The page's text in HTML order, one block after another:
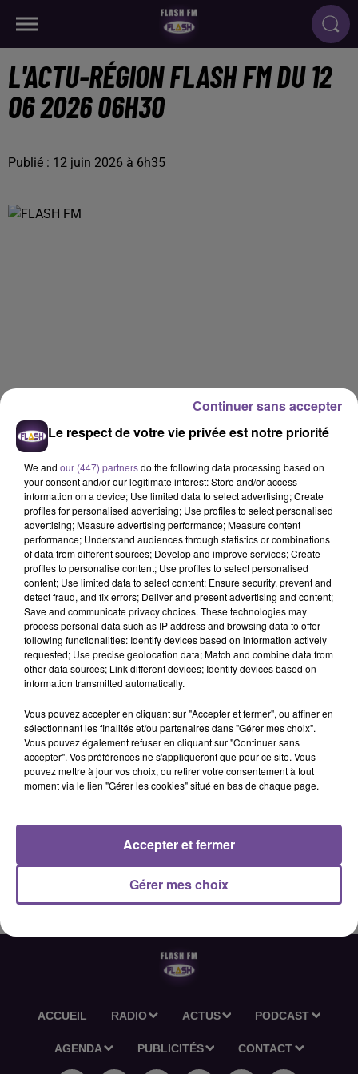
L'ACTU-RÉGION FLASH FM DU 12
06 2026 06H30
Publié : 12 juin 2026 à 6h35
Flash FM
L'actu-région Flash FM du 12 06 2026 06h30
12 juin 2026 - 2 min 35 sec
L'ACTU-RÉGION FLASH FM DU 12 06 2026 06H30
L'actu-région Flash FM du 12 06 2026 06h30
ACCUEIL RADIO ACTUS PODCAST
AGENDA PUBLICITÉS CONTACT
Le respect de votre vie privée est notre priorité
We and our (447) partnersdo the following data processing based on
your consent and/or our legitimate interest: Store and/or access
information on a device; Use limited data to select advertising; Create
profiles for personalised advertising; Use profiles to select personalised
advertising; Measure advertising performance; Measure content
performance; Understand audiences through statistics or combinations
of data from different sources; Develop and improve services; Create
profiles to personalise content; Use profiles to select personalised
content; Use limited data to select content; Ensure security, prevent and
detect fraud, and fix errors; Deliver and present advertising and content;
Save and communicate privacy choices. These technologies may
process personal data such as IP address and browsing data to offer
following functionalities: Identify devices based on information actively
requested; Use precise geolocation data; Match and combine data from
other data sources; Link different devices; Identify devices based on
information transmitted automatically.
Vous pouvez accepter en cliquant sur "Accepter et fermer", ou affiner en
sélectionnant les finalités et/ou partenaires dans "Gérer mes choix".
Vous pouvez également refuser en cliquant sur "Continuer sans
accepter". Vos préférences ne s'appliqueront que pour ce site. Vous
pouvez mettre à jour vos choix, ou retirer votre consentement à tout
moment via le lien "Gérer les cookies" situé en bas de chaque page.
Gérer mes choix
Accepter et fermer
Continuer sans accepter